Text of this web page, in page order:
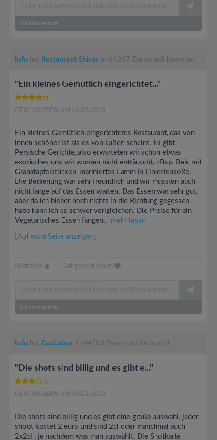
0 Kommentare
Iofu hat Restaurant Shiraz in 64287 Darmstadt bewertet
"Ein kleines Gemütlich eingerichtet..."
GESCHRIEBEN AM 18.02.2013
Ein kleines Gemütlich eingerichtetes Restaurant, das von
innen schöner ist als es von außen scheint. Es gibt
Persische Gerichte, also erwarteten wir schon etwas
exotisches und wir wurden nicht enttäuscht. zBsp. Reis mit
Granatapfelstücken, mariniertes Lamm in Limettensoße.
Die Bedienung war sehr freundlich und wir mussten auch
nicht lange auf das Essen warten. Das Essen war sehr gut,
aber da ich bisher noch nichts in die Richtung gegessen
habe kann ich es schwer verlgleichen. Die Preise für ein
Vegetarisches Essen fangen... mehr lesen
[Auf extra Seite anzeigen]
Hilfreich Gut geschrieben
0 Kommentare
Iofu hat DasLabor in 64283 Darmstadt bewertet
"Die shots sind billig und es gibt e..."
GESCHRIEBEN AM 18.02.2013
Die shots sind billig und es gibt eine große auswahl, jeder
shoot kostet 2 euro und sind 2cl oder manchmal auch
2x2cl , je nachdem was man auswählt. Die Shotkarte